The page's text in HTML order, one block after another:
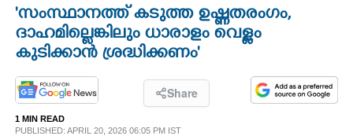
OPINION
PHOTOS
LIFESTYLE
'സംസ്ഥാനത്ത് കടുത്ത ഉഷ്ണതരംഗം,
ദാഹമില്ലെങ്കിലും ധാരാളം വെള്ളം
കുടിക്കാൻ ശ്രദ്ധിക്കണം'
Share
1 MIN READ
PUBLISHED: APRIL 20, 2026 06:05 PM IST